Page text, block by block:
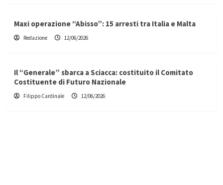
Maxi operazione “Abisso”: 15 arresti tra Italia e Malta
Redazione 12/06/2026
Il “Generale” sbarca a Sciacca: costituito il Comitato
Costituente di Futuro Nazionale
Filippo Cardinale 12/06/2026